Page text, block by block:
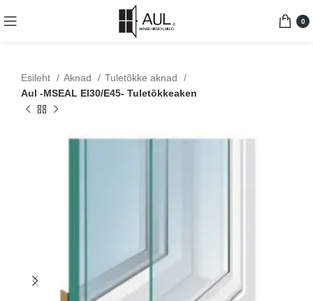
0
Esileht Aknad
Tuletõkke aknad
Aul -MSEAL EI30/E45- Tuletõkkeaken